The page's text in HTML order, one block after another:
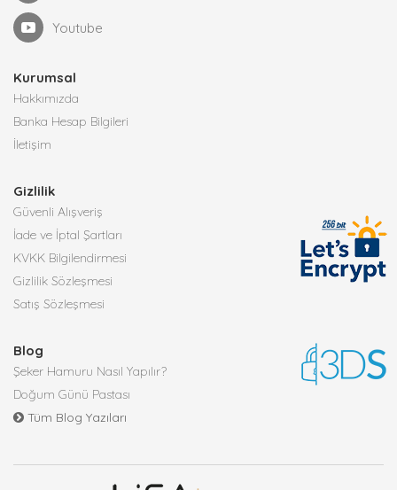
Youtube
Kurumsal
Hakkımızda
Banka Hesap Bilgileri
İletişim
Gizlilik
Güvenli Alışveriş
İade ve İptal Şartları
KVKK Bilgilendirmesi
Gizlilik Sözleşmesi
Satış Sözleşmesi
Blog
Şeker Hamuru Nasıl Yapılır?
Doğum Günü Pastası
Tüm Blog Yazıları